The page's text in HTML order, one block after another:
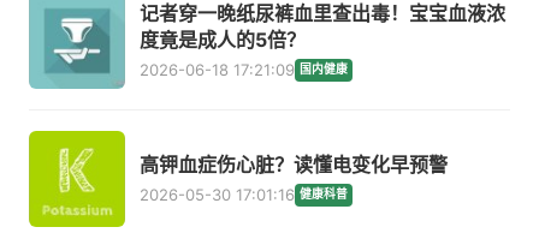
记者穿一晚纸尿裤血里查出毒！宝宝血液浓
度竟是成人的5倍？
2026-06-18 17:21:09 国内健康
高钾血症伤心脏？读懂电变化早预警
2026-05-30 17:01:16 健康科普